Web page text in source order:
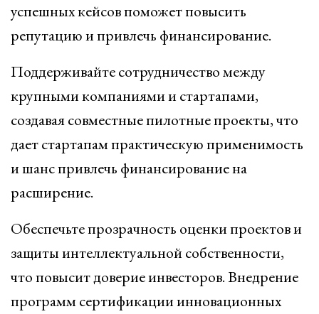
успешных кейсов поможет повысить
репутацию и привлечь финансирование.
Поддерживайте сотрудничество между
крупными компаниями и стартапами,
создавая совместные пилотные проекты, что
дает стартапам практическую применимость
и шанс привлечь финансирование на
расширение.
Обеспечьте прозрачность оценки проектов и
защиты интеллектуальной собственности,
что повысит доверие инвесторов. Внедрение
программ сертификации инновационных